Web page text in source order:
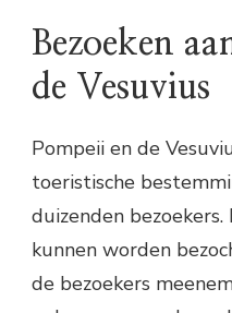
Bezoeken
de Vesuvius
Pompeii en de
toeristische
duizenden
kunnen worden
de bezoekers